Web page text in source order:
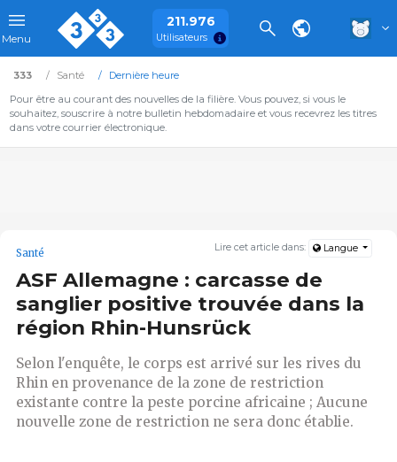
Menu
211.976
Utilisateurs
333 Santé
Dernière heure
Pour être au courant des nouvelles de la filière. Vous pouvez, si vous le
souhaitez, souscrire à notre bulletin hebdomadaire et vous recevrez les titres
dans votre courrier électronique.
Lire cet article dans: Langue
Santé
ASF Allemagne : carcasse de
sanglier positive trouvée dans la
région Rhin-Hunsrück
Selon l'enquête, le corps est arrivé sur les rives du
Rhin en provenance de la zone de restriction
existante contre la peste porcine africaine ; Aucune
nouvelle zone de restriction ne sera donc établie.